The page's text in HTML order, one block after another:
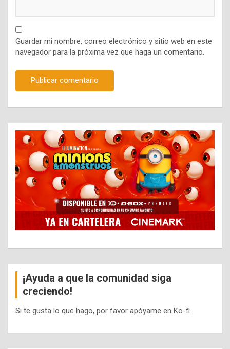
Guardar mi nombre, correo electrónico y sitio web en este
navegador para la próxima vez que haga un comentario.
¡Ayuda a que la comunidad siga
creciendo!
Si te gusta lo que hago, por favor apóyame en Ko-fi